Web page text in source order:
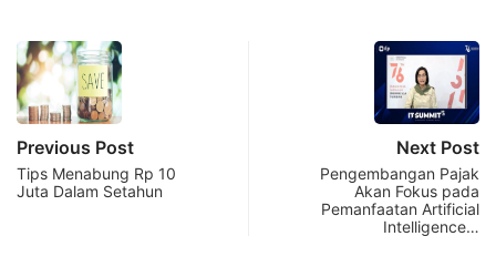
Previous Post
Tips Menabung Rp 10
Juta Dalam Setahun
Next Post
Pengembangan Pajak
Akan Fokus pada
Pemanfaatan Artificial
Intelligence…